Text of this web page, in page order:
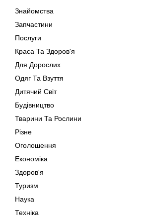
Знайомства
Запчастини
Послуги
Краса Та Здоров'я
Для Дорослих
Одяг Та Взуття
Дитячий Світ
Будівництво
Тварини Та Рослини
Різне
Оголошення
Економіка
Здоров'я
Туризм
Наука
Техніка